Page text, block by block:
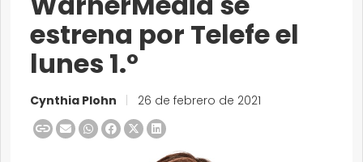
estrena por Telefe el
lunes 1.º
Cynthia Plohn 26 de febrero de 2021